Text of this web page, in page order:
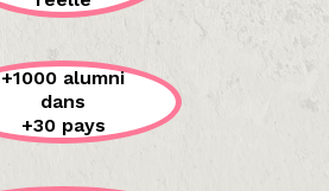
+1000 alumni
dans
+30 pays